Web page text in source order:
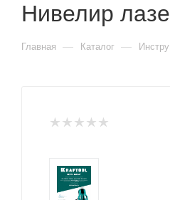
Нивелир
Главная — Каталог —